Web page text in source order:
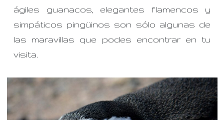
ágiles guanacos, elegantes flamencos y
simpáticos pingüinos son sólo algunas de
las maravillas que podes encontrar en tu
visita.